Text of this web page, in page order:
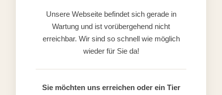
Unsere Webseite befindet sich gerade in
Wartung und ist vorübergehend nicht
erreichbar. Wir sind so schnell wie möglich
wieder für Sie da!
Sie möchten uns erreichen oder ein Tier